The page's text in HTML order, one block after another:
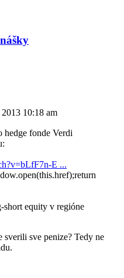
2013 10:18 am
hedge fonde Verdi
E ...
short equity v regióne
sve penize? Tedy ne